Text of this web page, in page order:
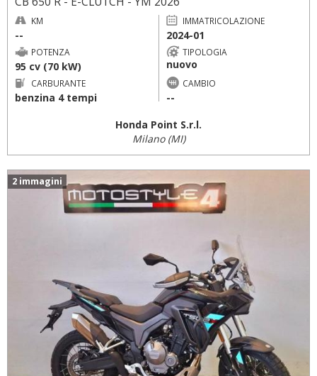
KM
--
IMMATRICOLAZIONE
2024-01
POTENZA
95 cv (70 kW)
TIPOLOGIA
nuovo
CARBURANTE
benzina 4 tempi
CAMBIO
--
Honda Point S.r.l.
Milano (MI)
2 immagini